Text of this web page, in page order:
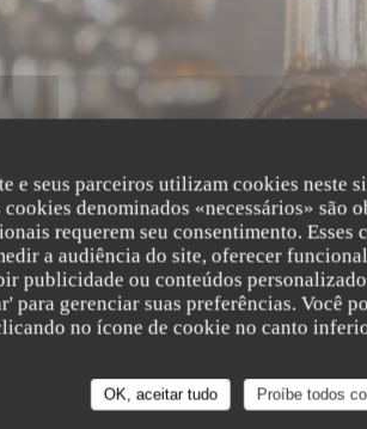
e seus parceiros utilizam cookies neste
cookies denominados «necessários» são
requerem seu consentimento.
a audiência do site, oferecer
publicidade ou conteúdos
para gerenciar suas preferências. Você
no ícone de cookie no canto
OK, aceitar tudo Proíbe todos
Le
15 RUE SAINT-
Le Rempart